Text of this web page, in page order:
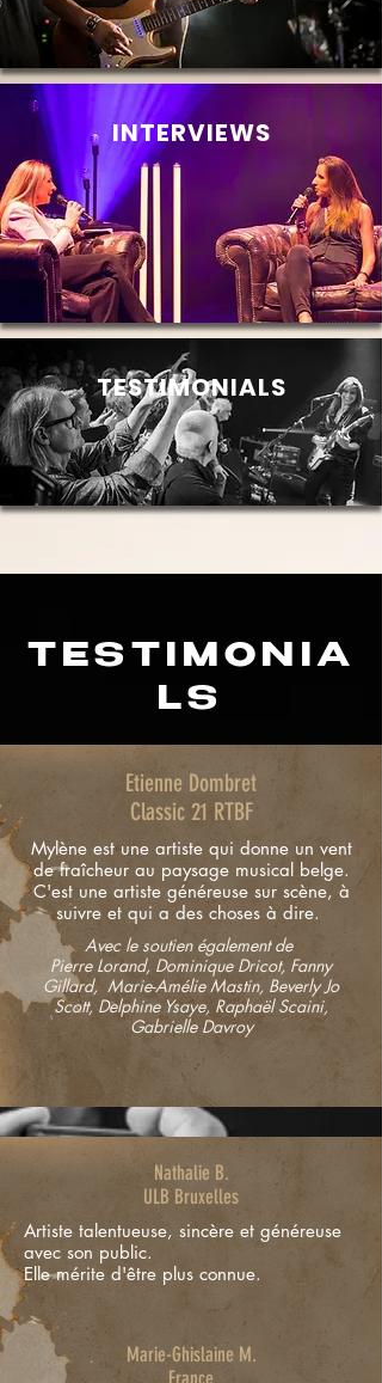
INTERVIEWS
TESTIMONIALS
TESTIMONIA
LS
Etienne Dombret
Classic 21 RTBF
Mylène est une artiste qui donne un vent
de fraîcheur au paysage musical belge.
C'est une artiste généreuse sur scène, à
suivre et qui a des choses à dire.
Avec le soutien également de
Pierre Lorand, Dominique Dricot, Fanny
Gillard, Marie-Amélie Mastin, Beverly Jo
Scott, Delphine Ysaye, Raphaël Scaini,
Gabrielle Davroy
Nathalie B.
ULB Bruxelles
Artiste talentueuse, sincère et généreuse
avec son public.
Elle mérite d'être plus connue.
Marie-Ghislaine M.
France